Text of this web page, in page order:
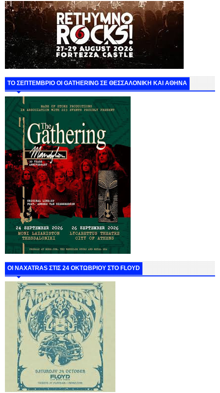
ΤΟ ΣΕΠΤΕΜΒΡΙΟ ΟΙ GATHERING ΣΕ ΘΕΣΣΑΛΟΝΙΚΗ ΚΑΙ ΑΘΗΝΑ
ΟΙ NAXATRAS ΣΤΙΣ 24 ΟΚΤΩΒΡΙΟΥ ΣΤΟ FLOYD